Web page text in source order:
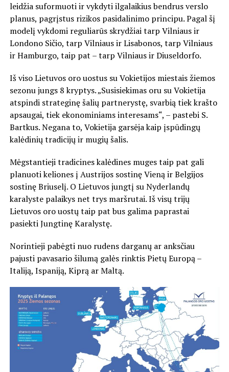
leidžia suformuoti ir vykdyti ilgalaikius bendrus verslo
planus, pagrįstus rizikos pasidalinimo principu. Pagal šį
modelį vykdomi reguliarūs skrydžiai tarp Vilniaus ir
Londono Sičio, tarp Vilniaus ir Lisabonos, tarp Vilniaus
ir Hamburgo, taip pat – tarp Vilniaus ir Diuseldorfo.
Iš viso Lietuvos oro uostus su Vokietijos miestais žiemos
sezonu jungs 8 kryptys. „Susisiekimas oru su Vokietija
atspindi strateginę šalių partnerystę, svarbią tiek krašto
apsaugai, tiek ekonominiams interesams“, – pastebi S.
Bartkus. Negana to, Vokietija garsėja kaip įspūdingų
kalėdinių tradicijų ir mugių šalis.
Mėgstantieji tradicines kalėdines muges taip pat gali
planuoti keliones į Austrijos sostinę Vieną ir Belgijos
sostinę Briuselį. O Lietuvos jungtį su Nyderlandų
karalyste palaikys net trys maršrutai. Iš visų trijų
Lietuvos oro uostų taip pat bus galima paprastai
pasiekti Jungtinę Karalystę.
Norintieji pabėgti nuo rudens darganų ar anksčiau
pajusti pavasario šilumą galės rinktis Pietų Europą –
Italiją, Ispaniją, Kiprą ar Maltą.